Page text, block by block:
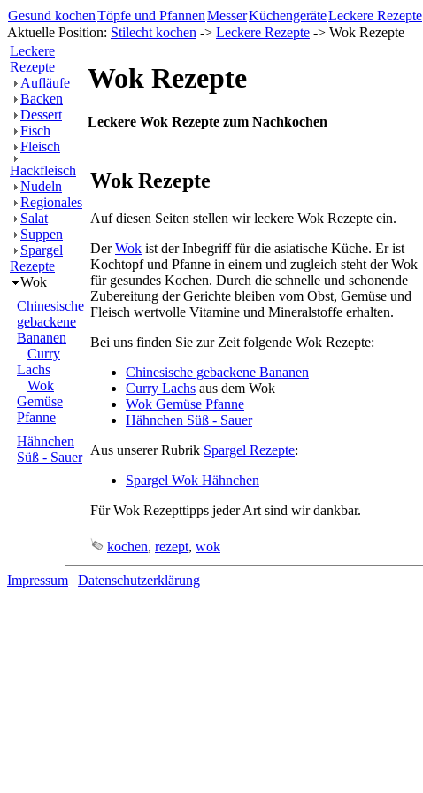
Gesund kochenTöpfe und PfannenMesserKüchengeräteLeckere Rezepte
Aktuelle Position: Stilecht kochen -> Leckere Rezepte -> Wok Rezepte
Leckere
Rezepte
Aufläufe
Backen
Dessert
Fisch
Fleisch
Hackfleisch
Nudeln
Regionales
Salat
Suppen
Spargel
Rezepte
Wok
Chinesische
gebackene
Bananen
Curry
Lachs
Wok
Gemüse
Pfanne
Hähnchen
Süß - Sauer
Wok Rezepte
Leckere Wok Rezepte zum Nachkochen
Wok Rezepte
Auf diesen Seiten stellen wir leckere Wok Rezepte ein.
DerWok ist der Inbegriff für die asiatische Küche. Er ist
Kochtopf und Pfanne in einem und zugleich steht der Wok
für gesundes Kochen. Durch die schnelle und schonende
Zubereitung der Gerichte bleiben vom Obst, Gemüse und
Fleisch wertvolle Vitamine und Mineralstoffe erhalten.
Bei uns finden Sie zur Zeit folgende Wok Rezepte:
Chinesische gebackene Bananen
Curry Lachs aus dem Wok
Wok Gemüse Pfanne
Hähnchen Süß - Sauer
Aus unserer Rubrik Spargel Rezepte:
Spargel Wok Hähnchen
Für Wok Rezepttipps jeder Art sind wir dankbar.
kochen, rezept, wok
Impressum | Datenschutzerklärung